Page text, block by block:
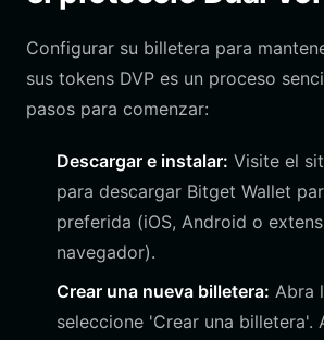
Configurar su billetera para
sus tokens DVP es un proceso
pasos para comenzar:
Descargar e instalar: Visite el
para descargar Bitget Wallet
preferida (iOS, Android o
navegador).
Crear una nueva billetera: Abra
seleccione 'Crear una billetera'.